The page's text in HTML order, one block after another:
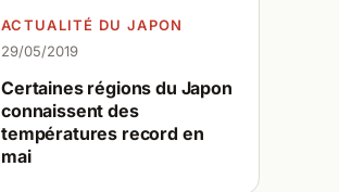
ACTUALITÉ DU JAPON
29/05/2019
Certaines régions du Japon
connaissent des
températures record en
mai